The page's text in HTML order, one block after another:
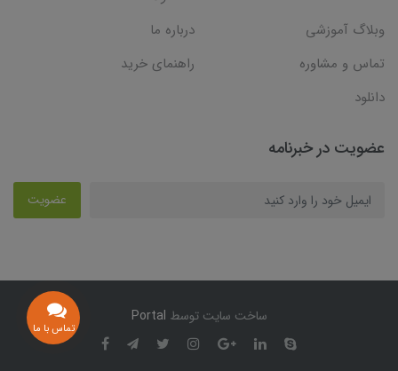
وبلاگ آموزشی
درباره ما
تماس و مشاوره
راهنمای خرید
دانلود
عضویت در خبرنامه
عضویت
ساخت سایت توسط Portal
تماس با ما